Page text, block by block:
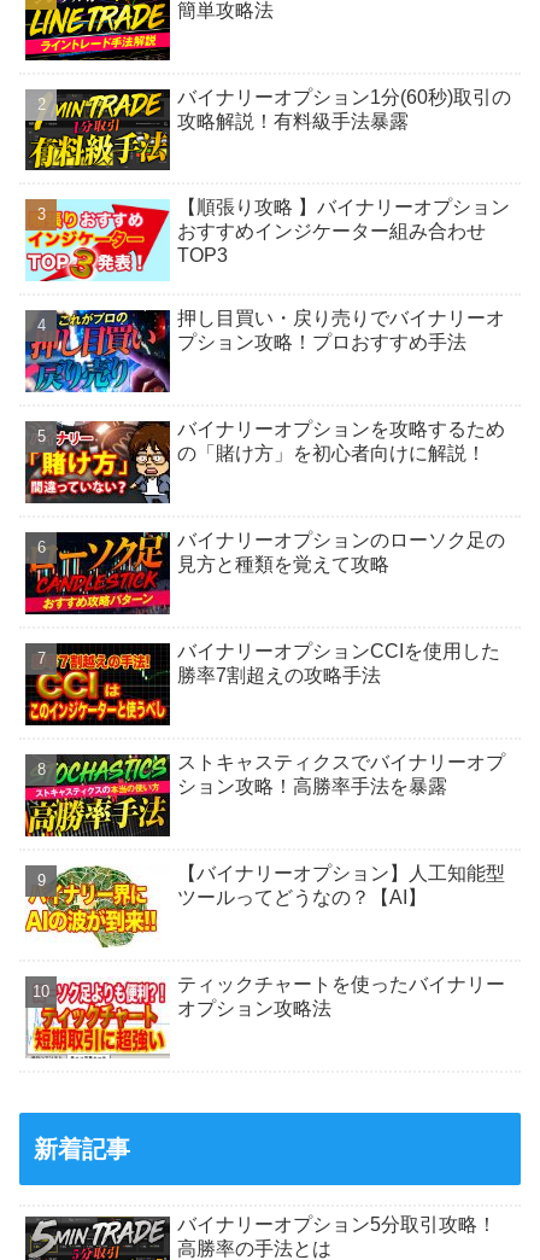
簡単攻略法
バイナリーオプション1分(60秒)取引の
攻略解説！有料級手法暴露
【順張り攻略 】バイナリーオプション
おすすめインジケーター組み合わせ
TOP3
押し目買い・戻り売りでバイナリーオ
プション攻略！プロおすすめ手法
バイナリーオプションを攻略するため
の「賭け方」を初心者向けに解説！
バイナリーオプションのローソク足の
見方と種類を覚えて攻略
バイナリーオプションCCIを使用した
勝率7割超えの攻略手法
ストキャスティクスでバイナリーオプ
ション攻略！高勝率手法を暴露
【バイナリーオプション】人工知能型
ツールってどうなの？【AI】
ティックチャートを使ったバイナリー
オプション攻略法
新着記事
バイナリーオプション5分取引攻略！
高勝率の手法とは